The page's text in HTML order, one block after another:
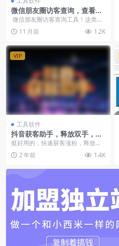
微信朋友圈访客查询，查看访
问朋友圈记录（安卓版）
微信朋友圈访客查询工具！这类工
具比较少见 会员可免费获取全站资
源，立...
11 月前 1.2K
VIP
工具软件
抖音获客助手，释放双手，全
自动获客，自媒体必备
挺好用的，快速获客涨粉，释放双
手，如果手动的去活跃，那就很耗
费时间了，不是吗？1...
2 年前 1.4K